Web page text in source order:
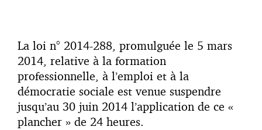
La loi n° 2014-288, promulguée le 5 mars
2014, relative à la formation
professionnelle, à l’emploi et à la
démocratie sociale est venue suspendre
jusqu’au 30 juin 2014 l’application de ce «
plancher » de 24 heures.